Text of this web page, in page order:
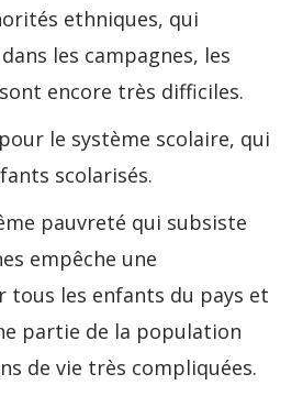
ethniques, qui
les campagnes, les
encore très difficiles.
le système scolaire, qui
scolarisés.
pauvreté qui subsiste
empêche une
tous les enfants du pays et
partie de la population
de vie très compliquées.